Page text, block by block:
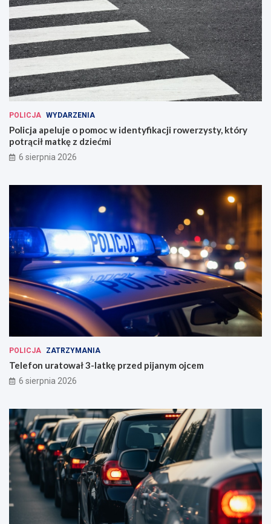
POLICJA WYDARZENIA
Policja apeluje o pomoc w identyfikacji rowerzysty, który
potrącił matkę z dziećmi
6 sierpnia 2026
POLICJA ZATRZYMANIA
Telefon uratował 3-latkę przed pijanym ojcem
6 sierpnia 2026